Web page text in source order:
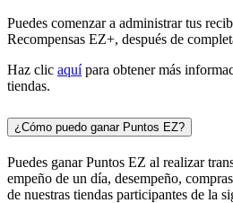
Puedes comenzar a administrar tus
Recompensas EZ+, después de
Haz clic aquípara obtener más
tiendas.
¿Cómo puedo ganar Puntos EZ?
Puedes ganar Puntos EZ al realizar
empeño de un día, desempeño,
de nuestras tiendas participantes de la